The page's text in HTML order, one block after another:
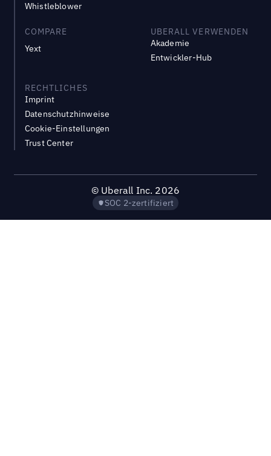
Whistleblower
COMPARE
Yext
UBERALL VERWENDEN
Akademie
Entwickler-Hub
RECHTLICHES
Imprint
Datenschutzhinweise
Cookie-Einstellungen
Trust Center
© Uberall Inc. 2026
SOC 2-zertifiziert